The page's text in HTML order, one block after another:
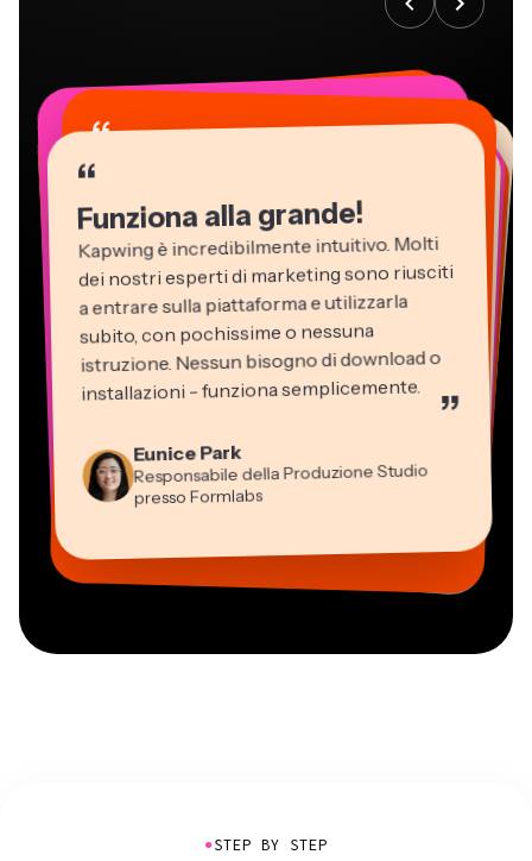
“
Funziona alla grande!
Kapwing è incredibilmente intuitivo. Molti
dei nostri esperti di marketing sono riusciti
a entrare sulla piattaforma e utilizzarla
subito, con pochissime o nessuna
istruzione. Nessun bisogno di download o
installazioni - funziona semplicemente. ”
Eunice Park
Responsabile della Produzione Studio
presso Formlabs
“
“
Grant Taleck
Panos Papagapiou
Socio Amministratore di EPATHLON
“
Kerry-lee Farla
Youtuber
Gracie Peng
Direttore dei Contenuti
“
Heidi Rae
Istruzione
“
Natasha Ball
Consulente
“
Mitch Rawlings
“
Dina Segovia
Libero professionista virtuale
●STEP BY STEP